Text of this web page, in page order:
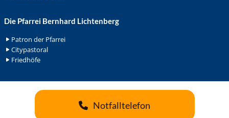
Die Pfarrei Bernhard Lichtenberg
Patron der Pfarrei
Citypastoral
Friedhöfe
Notfalltelefon